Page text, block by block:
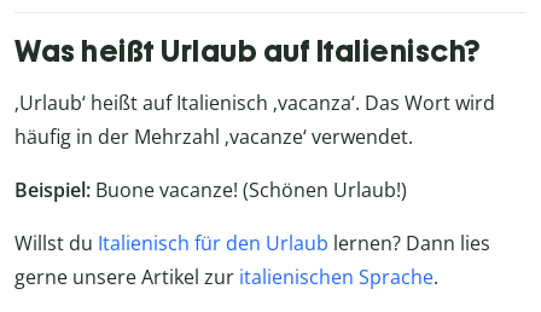
Was heißt Urlaub auf Italienisch?
‚Urlaub‘ heißt auf Italienisch ‚vacanza‘. Das Wort wird
häufig in der Mehrzahl ‚vacanze‘ verwendet.
Beispiel: Buone vacanze! (Schönen Urlaub!)
Willst du Italienisch für den Urlaub lernen? Dann lies
gerne unsere Artikel zur italienischen Sprache.